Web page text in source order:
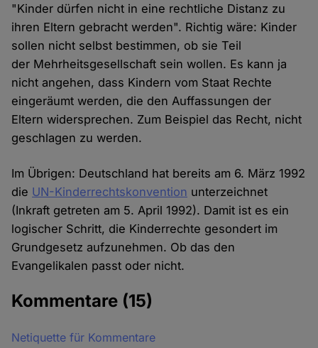
"Kinder dürfen nicht in eine rechtliche Distanz zu
ihren Eltern gebracht werden". Richtig wäre: Kinder
sollen nicht selbst bestimmen, ob sie Teil
der Mehrheitsgesellschaft sein wollen. Es kann ja
nicht angehen, dass Kindern vom Staat Rechte
eingeräumt werden, die den Auffassungen der
Eltern widersprechen. Zum Beispiel das Recht, nicht
geschlagen zu werden.
Im Übrigen: Deutschland hat bereits am 6. März 1992
die UN-Kinderrechtskonvention unterzeichnet
(Inkraft getreten am 5. April 1992). Damit ist es ein
logischer Schritt, die Kinderrechte gesondert im
Grundgesetz aufzunehmen. Ob das den
Evangelikalen passt oder nicht.
Kommentare (15)
Netiquette für Kommentare